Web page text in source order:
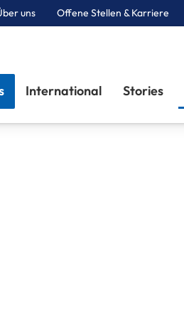
uns Offene Stellen & Karriere
International Stories